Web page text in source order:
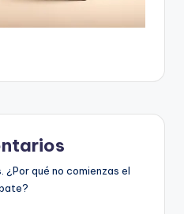
¿Por qué no comienzas el